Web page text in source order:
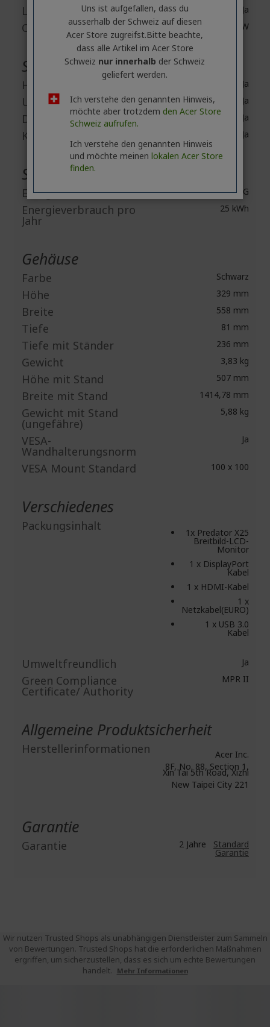
Lautsprecher Ja
Output Power 2 W
Schnittstellen / Anschlüsse
HDMI Ja
USB Ja
DisplayPort Ja
Kopfhörer Ja
Stromversorgung
Energieeffizienzklasse G
Energieverbrauch pro
Jahr
25 kWh
Gehäuse
Farbe Schwarz
Höhe 329 mm
Breite 558 mm
Tiefe 81 mm
Tiefe mit Ständer 236 mm
Gewicht 3,83 kg
Höhe mit Stand 507 mm
Breite mit Stand 1414,78 mm
Gewicht mit Stand
(ungefähre)
5,88 kg
VESA-
Wandhalterungsnorm
Ja
VESA Mount Standard 100 x 100
Verschiedenes
Packungsinhalt 1x Predator X25
Breitbild-LCD-
Monitor
1 x DisplayPort
Kabel
1 x HDMI-Kabel
1 x
Netzkabel(EURO)
1 x USB 3.0
Kabel
Umweltfreundlich Ja
Green Compliance
Certificate/ Authority
MPR II
Allgemeine Produktsicherheit
Herstellerinformationen
Acer Inc.
8F, No. 88, Section 1,
Xin Tai 5th Road, Xizhi
New Taipei City 221
Garantie
Garantie 2 Jahre Standard
Garantie
Wir nutzen Trusted Shops als unabhängigen Dienstleister zum Sammeln
von Bewertungen. Trusted Shops hat die erforderlichen Maßnahmen
ergriffen, um sicherzustellen, dass es sich um echte Bewertungen
handelt.
Mehr Informationen
Uns ist aufgefallen, dass du
ausserhalb ​der Schweiz auf diesen
Acer Store zugreifst.​Bitte beachte,
dass alle Artikel im Acer Store
Schweiz nur innerhalb der Schweiz
geliefert werden.
Ich verstehe den genannten Hinweis,
möchte aber trotzdem den Acer Store
Schweiz aufrufen.
Ich verstehe den genannten Hinweis
und möchte meinen lokalen Acer Store
finden.